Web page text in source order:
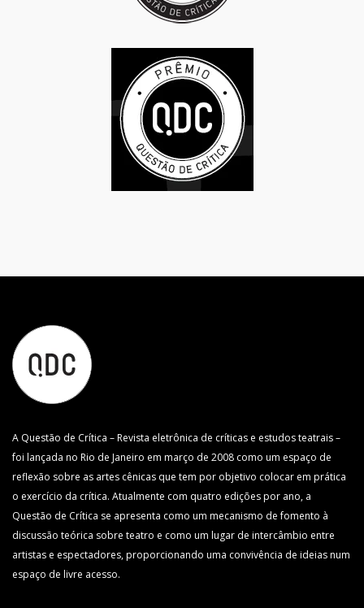
A Questão de Crítica – Revista eletrônica de críticas e estudos teatrais –
foi lançada no Rio de Janeiro em março de 2008 como um espaço de
reflexão sobre as artes cênicas que tem por objetivo colocar em prática
o exercício da crítica. Atualmente com quatro edições por ano, a
Questão de Crítica se apresenta como um mecanismo de fomento à
discussão teórica sobre teatro e como um lugar de intercâmbio entre
artistas e espectadores, proporcionando uma convivência de ideias num
espaço de livre acesso.